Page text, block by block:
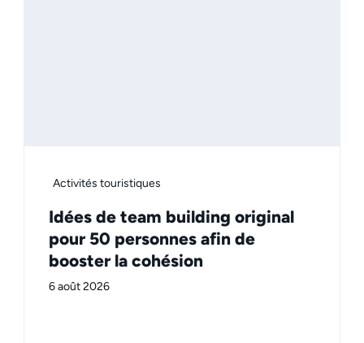
Activités touristiques
Idées de team building original
pour 50 personnes afin de
booster la cohésion
6 août 2026